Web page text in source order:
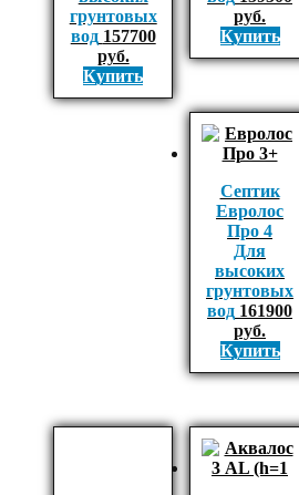
грунтовых
вод 157700
руб.
Купить
руб.
Купить
Септик
Евролос
Про 4
Для
высоких
грунтовых
вод 161900
руб.
Купить